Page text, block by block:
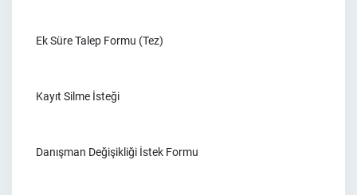
Ek Süre Talep Formu (Tez)
Kayıt Silme İsteği
Danışman Değişikliği İstek Formu